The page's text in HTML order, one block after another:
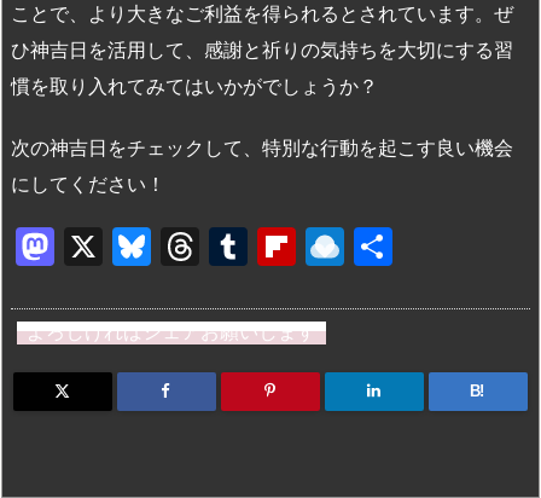
ことで、より大きなご利益を得られるとされています。ぜ
ひ神吉日を活用して、感謝と祈りの気持ちを大切にする習
慣を取り入れてみてはいかがでしょうか？
次の神吉日をチェックして、特別な行動を起こす良い機会
にしてください！
M
st
o
d
X
Bl
e
s
k
T
e
a
d
T
m
bl
r
Fl
b
o
ar
R
n
dr
o
よろしければシェアお願いします
B!